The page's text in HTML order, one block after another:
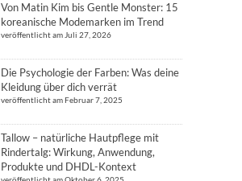
Von Matin Kim bis Gentle Monster: 15
koreanische Modemarken im Trend
veröffentlicht am Juli 27, 2026
Die Psychologie der Farben: Was deine
Kleidung über dich verrät
veröffentlicht am Februar 7, 2025
Tallow – natürliche Hautpflege mit
Rindertalg: Wirkung, Anwendung,
Produkte und DHDL-Kontext